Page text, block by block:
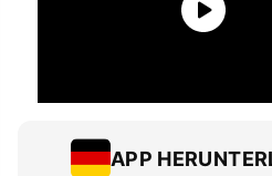
APP